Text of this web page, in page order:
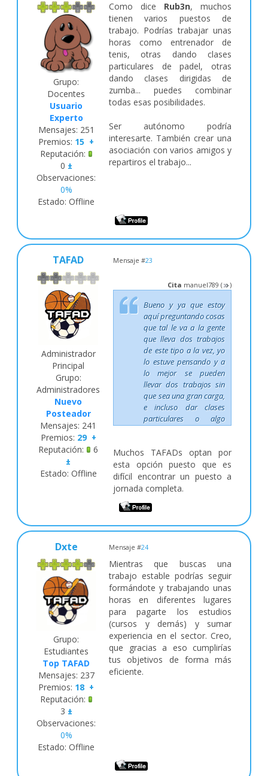
Grupo:
Docentes
Usuario
Experto
Mensajes: 251
Premios: 15 +
Reputación:
0 ±
Observaciones:
0%
Estado: Offline
Como dice Rub3n, muchos
tienen varios puestos de
trabajo. Podrías trabajar unas
horas como entrenador de
tenis, otras dando clases
particulares de padel, otras
dando clases dirigidas de
zumba... puedes combinar
todas esas posibilidades.
Ser autónomo podría
interesarte. También crear una
asociación con varios amigos y
repartiros el trabajo...
TAFAD Mensaje #23
Administrador
Principal
Grupo:
Administradores
Nuevo
Posteador
Mensajes: 241
Premios: 29 +
Reputación: 6
±
Estado: Offline
Cita manuel789 ( )
Bueno y ya que estoy
aquí preguntando cosas
que tal le va a la gente
que lleva dos trabajos
de este tipo a la vez, yo
lo estuve pensando y a
lo mejor se pueden
llevar dos trabajos sin
que sea una gran carga,
e incluso dar clases
particulares o algo
ayuda!
Muchos TAFADs optan por
esta opción puesto que es
difícil encontrar un puesto a
jornada completa.
Dxte Mensaje #24
Grupo:
Estudiantes
Top TAFAD
Mensajes: 237
Premios: 18 +
Reputación:
3 ±
Observaciones:
0%
Estado: Offline
Mientras que buscas una
trabajo estable podrías seguir
formándote y trabajando unas
horas en diferentes lugares
para pagarte los estudios
(cursos y demás) y sumar
experiencia en el sector. Creo,
que gracias a eso cumplirías
tus objetivos de forma más
eficiente.